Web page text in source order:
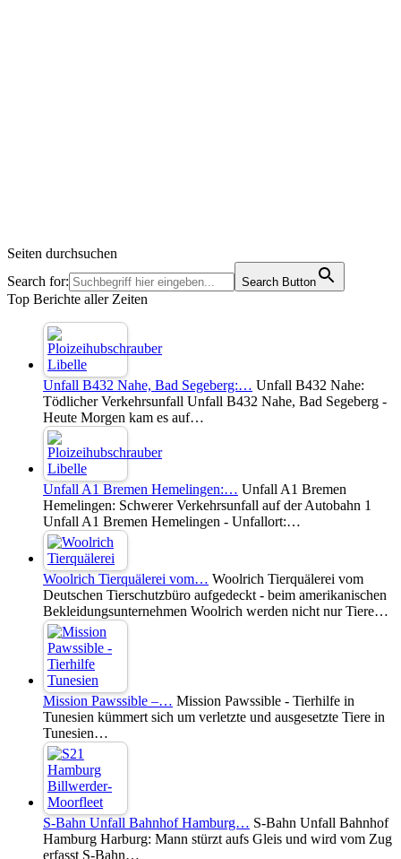
Seiten durchsuchen
Search for:
Search Button
Top Berichte aller Zeiten
Unfall B432 Nahe, Bad Segeberg:… Unfall B432 Nahe:
Tödlicher Verkehrsunfall Unfall B432 Nahe, Bad Segeberg -
Heute Morgen kam es auf…
Unfall A1 Bremen Hemelingen:… Unfall A1 Bremen
Hemelingen: Schwerer Verkehrsunfall auf der Autobahn 1
Unfall A1 Bremen Hemelingen - Unfallort:…
Woolrich Tierquälerei vom… Woolrich Tierquälerei vom
Deutschen Tierschutzbüro aufgedeckt - beim amerikanischen
Bekleidungsunternehmen Woolrich werden nicht nur Tiere…
Mission Pawssible –… Mission Pawssible - Tierhilfe in
Tunesien kümmert sich um verletzte und ausgesetzte Tiere in
Tunesien…
S-Bahn Unfall Bahnhof Hamburg… S-Bahn Unfall Bahnhof
Hamburg Harburg: Mann stürzt aufs Gleis und wird vom Zug
erfasst S-Bahn…